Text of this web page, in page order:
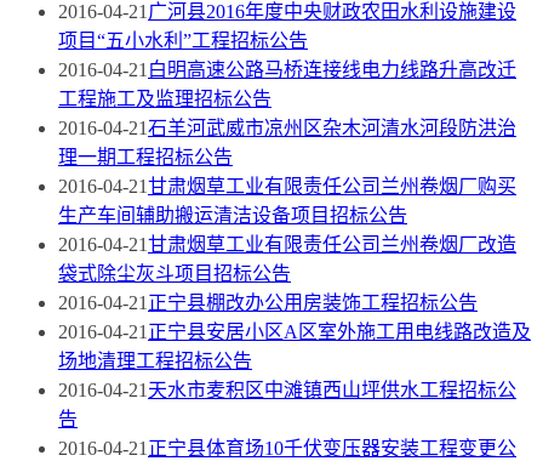
2016-04-21广河县2016年度中央财政农田水利设施建设
项目“五小水利”工程招标公告
2016-04-21白明高速公路马桥连接线电力线路升高改迁
工程施工及监理招标公告
2016-04-21石羊河武威市凉州区杂木河清水河段防洪治
理一期工程招标公告
2016-04-21甘肃烟草工业有限责任公司兰州卷烟厂购买
生产车间辅助搬运清洁设备项目招标公告
2016-04-21甘肃烟草工业有限责任公司兰州卷烟厂改造
袋式除尘灰斗项目招标公告
2016-04-21正宁县棚改办公用房装饰工程招标公告
2016-04-21正宁县安居小区A区室外施工用电线路改造及
场地清理工程招标公告
2016-04-21天水市麦积区中滩镇西山坪供水工程招标公
告
2016-04-21正宁县体育场10千伏变压器安装工程变更公